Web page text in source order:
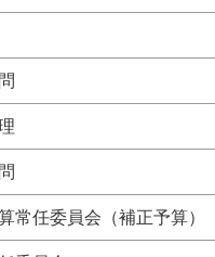
常任委員会（補正予算）